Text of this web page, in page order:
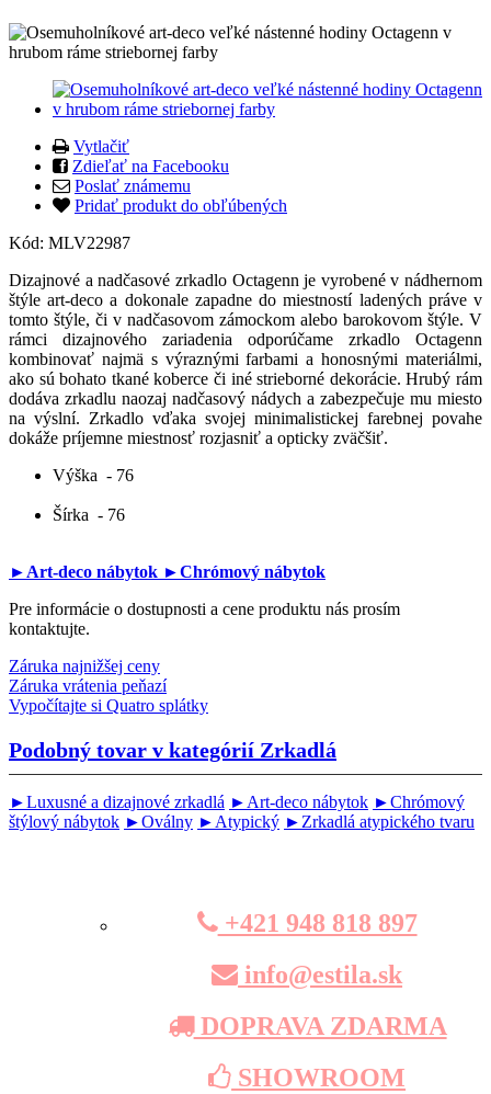
Vytlačiť
Zdieľať na Facebooku
Poslať známemu
Pridať produkt do obľúbených
Kód: MLV22987
Dizajnové a nadčasové zrkadlo Octagenn je vyrobené v nádhernom
štýle art-deco a dokonale zapadne do miestností ladených práve v
tomto štýle, či v nadčasovom zámockom alebo barokovom štýle. V
rámci dizajnového zariadenia odporúčame zrkadlo Octagenn
kombinovať najmä s výraznými farbami a honosnými materiálmi,
ako sú bohato tkané koberce či iné strieborné dekorácie. Hrubý rám
dodáva zrkadlu naozaj nadčasový nádych a zabezpečuje mu miesto
na výslní. Zrkadlo vďaka svojej minimalistickej farebnej povahe
dokáže príjemne miestnosť rozjasniť a opticky zväčšiť.
Výška - 76
Šírka - 76
►Art-deco nábytok ►Chrómový nábytok
Pre informácie o dostupnosti a cene produktu nás prosím
kontaktujte.
Záruka najnižšej ceny
Záruka vrátenia peňazí
Vypočítajte si Quatro splátky
Podobný tovar v kategórií Zrkadlá
►Luxusné a dizajnové zrkadlá ►Art-deco nábytok ►Chrómový
štýlový nábytok ►Oválny ►Atypický ►Zrkadlá atypického tvaru
+421 948 818 897
info@estila.sk
DOPRAVA ZDARMA
SHOWROOM